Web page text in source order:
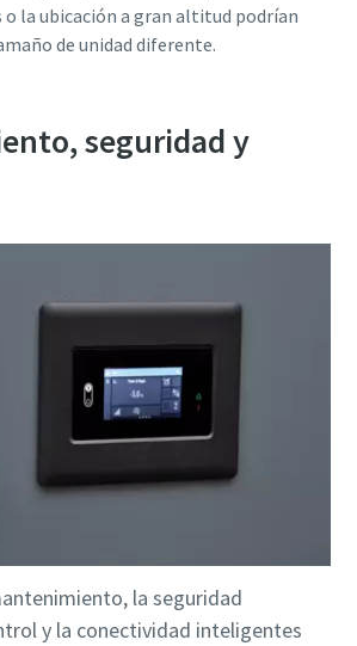
la ubicación a gran altitud podrían
de unidad diferente.
seguridad y
la seguridad
y la conectividad inteligentes